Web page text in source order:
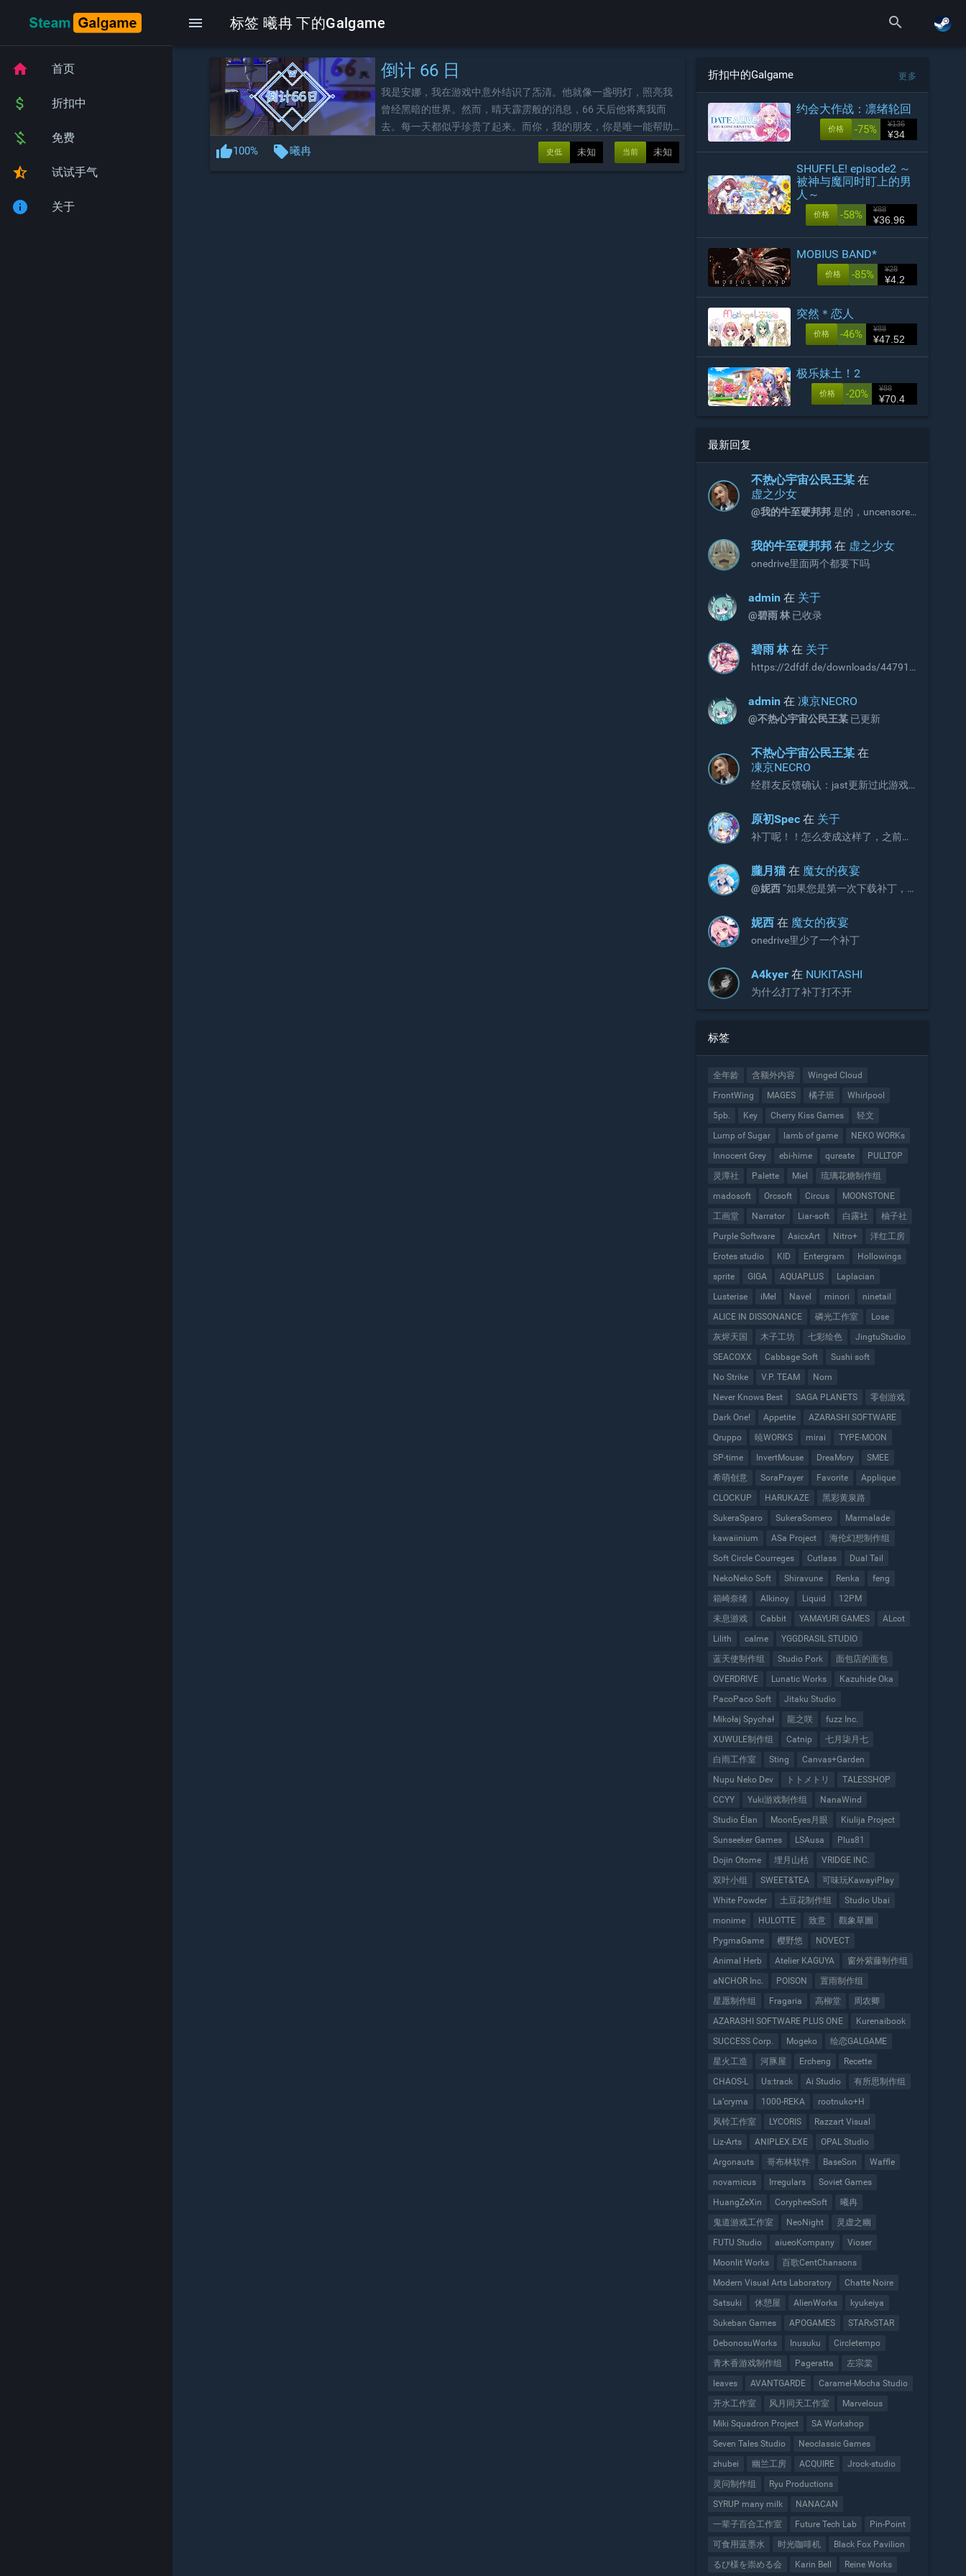
menu 标签 曦冉 下的Galgame search
home 首页
attach_money 折扣中
money_off 免费
star_half 试试手气
info 关于
倒计 66 日
我是安娜，我在游戏中意外结识了炁清。他就像一盏明灯，照亮我
曾经黑暗的世界。然而，晴天霹雳般的消息，66 天后他将离我而
去。每一天都似乎珍贵了起来。而你，我的朋友，你是唯一能帮助
我的人。在他离开之前复盘我与他的故事，培养我和他的感情，找
thumb_up100% local_offer曦冉 未知
当前
未知
史低
折扣中的Galgame 更多
约会大作战：凛绪轮回
-75% ¥136
¥34
价格
SHUFFLE! episode2 ～
被神与魔同时盯上的男
人～
-58% ¥88
¥36.96
价格
MOBIUS BAND*
-85% ¥28
¥4.2
价格
突然＊恋人
-46% ¥88
¥47.52
价格
极乐妹土！2
-20% ¥88
¥70.4
价格
最新回复
不热心宇宙公民王某 在
虚之少女
@󠀡󠀡我的牛至硬邦邦
盖。
󠀡󠀡我的牛至硬邦邦 在 虚之少女
onedrive里面两个都要下吗
admin 在 关于
@碧雨 林 已收录
碧雨 林 在 关于
https://2dfdf.de/downloads/44791
R18补丁，无需积分即可下载，站长
可以考虑收录
admin 在凍京NECRO
@不热心宇宙公民王某 已更新
不热心宇宙公民王某 在
凍京NECRO
经群友反馈确认：jast更新过此游戏
的问题。 V3版本补丁官方链接如下，
请更新官网链接与onedrive文件：
https://jaststore.com/zh...
原初Spec 在 关于
补丁呢！！怎么变成这样了，之前不
朧月猫 在 魔女的夜宴
@妮西“如果您是第一次下载补丁，
额外下载增益更新补丁。”
妮西 在 魔女的夜宴
onedrive里少了一个补丁
A4kyer 在 NUKITASHI
为什么打了补丁打不开
标签
全年龄 含额外内容
Winged Cloud
FrontWing
MAGES 橘子班
Whirlpool
5pb.
Key Cherry Kiss Games
轻文
Lump of Sugar
lamb of game
NEKO WORKs
Innocent Grey
ebi-hime qureate
PULLTOP
灵潭社
Palette Miel
琉璃花糖制作组
madosoft
Orcsoft Circus
MOONSTONE
工画堂
Narrator Liar-soft 白露社
柚子社
Purple Software
AsicxArt Nitro+
洋红工房
Erotes studio
KID Entergram
Hollowings
sprite
GIGA AQUAPLUS
Laplacian
Lusterise
iMel Navel minori
ninetail
ALICE IN DISSONANCE
磷光工作室
Lose
灰烬天国
木子工坊 七彩绘色
JingtuStudio
SEACOXX
Cabbage Soft
Sushi soft
No Strike
V.P. TEAM
Norn
Never Knows Best
SAGA PLANETS
零创游戏
Dark One!
Appetite
AZARASHI SOFTWARE
Qruppo
暁WORKS mirai
TYPE-MOON
SP-time
InvertMouse DreaMory
SMEE
希萌创意
SoraPrayer Favorite
Applique
CLOCKUP
HARUKAZE
黑彩黄泉路
SukeraSparo
SukeraSomero
Marmalade
kawaiinium
ASa Project
海伦幻想制作组
Soft Circle Courreges
Cutlass
Dual Tail
NekoNeko Soft
Shiravune Renka
feng
箱崎奈绪
Alkinoy Liquid
12PM
未息游戏
Cabbit YAMAYURI GAMES
ALcot
Lilith
calme
YGGDRASIL STUDIO
蓝天使制作组
Studio Pork
面包店的面包
OVERDRIVE
Lunatic Works
Kazuhide Oka
PacoPaco Soft
Jitaku Studio
Mikołaj Spychał
龍之咲
fuzz Inc.
XUWULE制作组
Catnip
七月柒月七
白雨工作室
Sting
Canvas+Garden
Nupu Neko Dev
トトメトリ
TALESSHOP
CCYY
Yuki游戏制作组
NanaWind
Studio Élan
MoonEyes月眼
Kiulija Project
Sunseeker Games
LSAusa
Plus81
Dojin Otome
埋月山枯
VRIDGE INC.
双叶小组
SWEET&TEA
可味玩KawayiPlay
White Powder
土豆花制作组
Studio Ubai
monime
HULOTTE 致意
觀象草圖
PygmaGame
樱野悠
NOVECT
Animal Herb
Atelier KAGUYA
窗外紫藤制作组
aNCHOR Inc.
POISON
置雨制作组
星愿制作组
Fragaria 高柳堂
周农卿
AZARASHI SOFTWARE PLUS ONE
Kurenaibook
SUCCESS Corp.
Mogeko
绘恋GALGAME
星火工造
河豚屋 Ercheng
Recette
CHAOS-L
Us:track Ai Studio
有所思制作组
La’cryma
1000-REKA
rootnuko+H
风铃工作室
LYCORIS
Razzart Visual
Liz-Arts
ANIPLEX.EXE
OPAL Studio
Argonauts
哥布林软件 BaseSon
Waffle
novamicus
Irregulars
Soviet Games
HuangZeXin
CorypheeSoft
曦冉
鬼道游戏工作室
NeoNight
灵虚之幽
FUTU Studio
aiueoKompany
Vioser
Moonlit Works
百歌CentChansons
Modern Visual Arts Laboratory
Chatte Noire
Satsuki
休憩屋 AlienWorks
kyukeiya
Sukeban Games
APOGAMES
STARxSTAR
DebonosuWorks
Inusuku
Circletempo
青木香游戏制作组
Pageratta
左宗棠
leaves
AVANTGARDE
Caramel-Mocha Studio
开水工作室
风月同天工作室
Marvelous
Miki Squadron Project
SA Workshop
Seven Tales Studio
Neoclassic Games
zhubei
幽兰工房 ACQUIRE
Jrock-studio
灵问制作组
Ryu Productions
SYRUP many milk
NANACAN
一辈子百合工作室
Future Tech Lab
Pin-Point
可食用蓝墨水
时光咖啡机
Black Fox Pavilion
るび様を崇める会
Karin Bell Reine Works